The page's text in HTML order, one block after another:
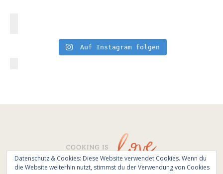
Auf Instagram folgen
© All Rights Reserved - Cooking is love 2017.
Datenschutz & Cookies: Diese Website verwendet Cookies. Wenn du
die Website weiterhin nutzt, stimmst du der Verwendung von Cookies